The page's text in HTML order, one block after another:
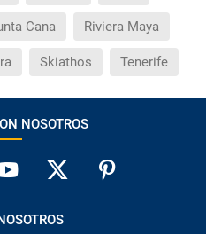
Cana Riviera Maya
Skiathos Tenerife
NOSOTROS